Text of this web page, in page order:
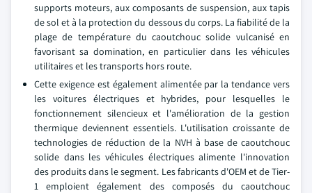
supports moteurs, aux composants de suspension, aux tapis
de sol et à la protection du dessous du corps. La fiabilité de la
plage de température du caoutchouc solide vulcanisé en
favorisant sa domination, en particulier dans les véhicules
utilitaires et les transports hors route.
Cette exigence est également alimentée par la tendance vers
les voitures électriques et hybrides, pour lesquelles le
fonctionnement silencieux et l'amélioration de la gestion
thermique deviennent essentiels. L'utilisation croissante de
technologies de réduction de la NVH à base de caoutchouc
solide dans les véhicules électriques alimente l'innovation
des produits dans le segment. Les fabricants d'OEM et de Tier-
1 emploient également des composés du caoutchouc